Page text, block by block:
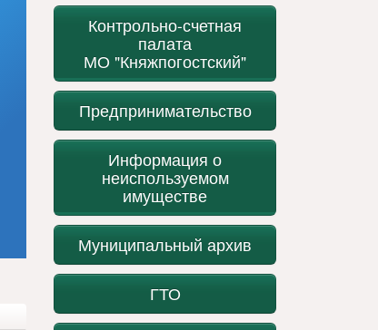
Контрольно-счетная
палата
МО "Княжпогостский"
Предпринимательство
Информация о
неиспользуемом
имуществе
Муниципальный архив
ГТО